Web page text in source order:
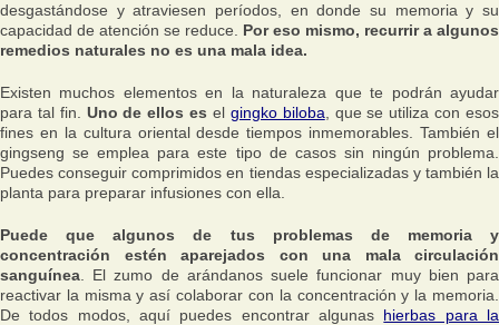
desgastándose y atraviesen períodos, en donde su memoria y su
capacidad de atención se reduce. Por eso mismo, recurrir a algunos
remedios naturales no es una mala idea.
Existen muchos elementos en la naturaleza que te podrán ayudar
para tal fin. Uno de ellos es el gingko biloba , que se utiliza con esos
fines en la cultura oriental desde tiempos inmemorables. También el
gingseng se emplea para este tipo de casos sin ningún problema.
Puedes conseguir comprimidos en tiendas especializadas y también la
planta para preparar infusiones con ella.
Puede que algunos de tus problemas de memoria y
concentración estén aparejados con una mala circulación
sanguínea . El zumo de arándanos suele funcionar muy bien para
reactivar la misma y así colaborar con la concentración y la memoria.
De todos modos, aquí puedes encontrar algunas hierbas para la